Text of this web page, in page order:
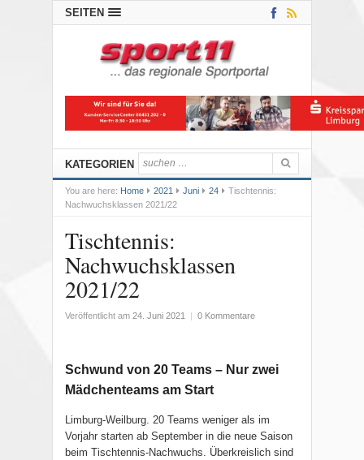
SEITEN
KATEGORIEN
You are here: Home 2021 Juni 24
Tischtennis:
Nachwuchsklassen 2021/22
Tischtennis:
Nachwuchsklassen
2021/22
Veröffentlicht am 24. Juni 2021 0 Kommentare
Schwund von 20 Teams – Nur zwei
Mädchenteams am Start
Limburg-Weilburg. 20 Teams weniger als im
Vorjahr starten ab September in die neue Saison
beim Tischtennis-Nachwuchs. Überkreislich sind